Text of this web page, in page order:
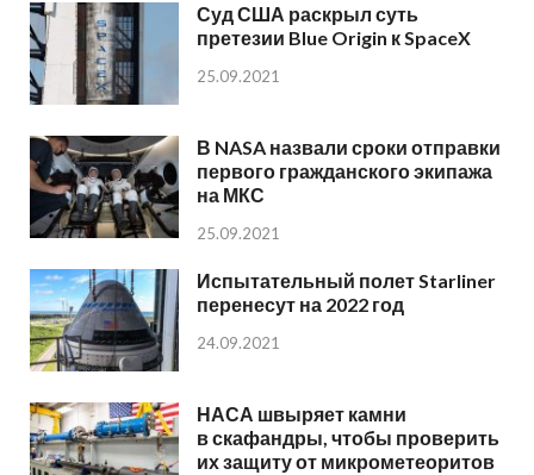
Суд США раскрыл суть
претезии Blue Origin к SpaceX
25.09.2021
В NASA назвали сроки отправки
первого гражданского экипажа
на МКС
25.09.2021
Испытательный полет Starliner
перенесут на 2022 год
24.09.2021
НАСА швыряет камни
в скафандры, чтобы проверить
их защиту от микрометеоритов